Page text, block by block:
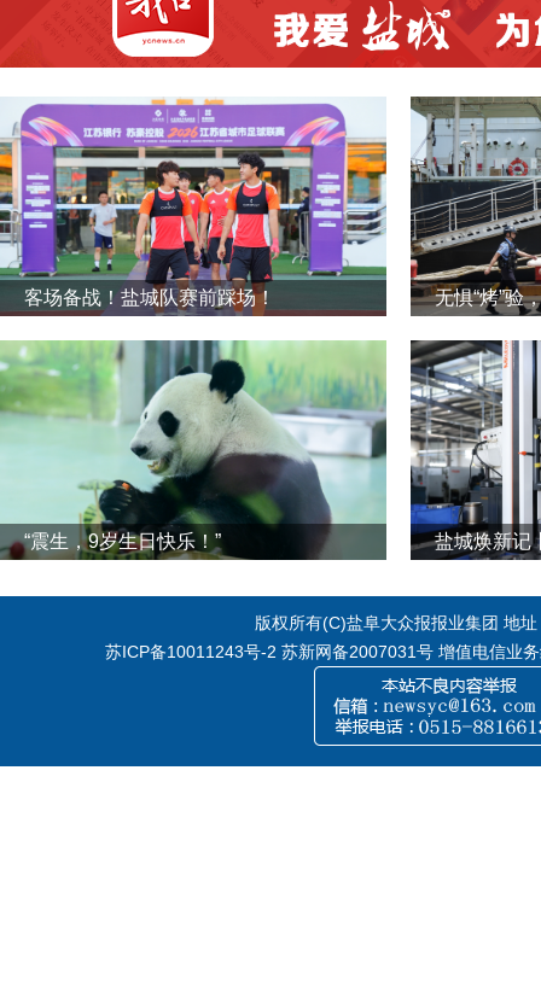
客场备战！盐城队赛前踩场！ 无惧“烤”验
“震生，9岁生日快乐！”
版权所有(C)盐阜大众报报业集团 地
苏ICP备10011243号-2 苏新网备2007031号 增值电信业